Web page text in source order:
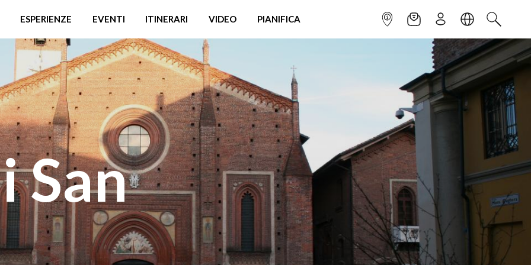
ESPERIENZE EVENTI ITINERARI VIDEO PIANIFICA INFOPOINTNEWSLETTER
ISCRIVITILINGUACERCA
San